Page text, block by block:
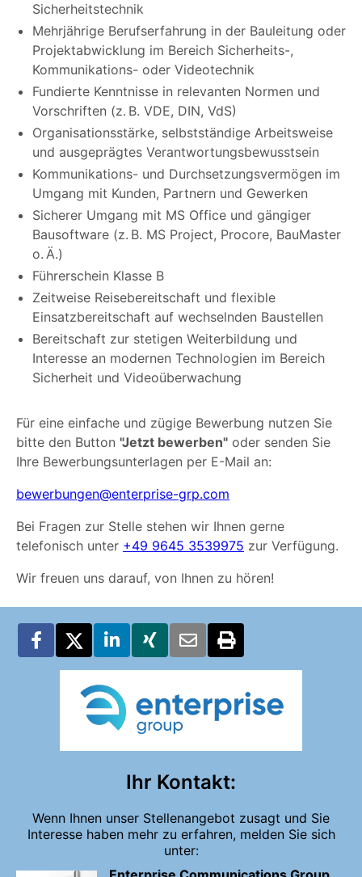
Sicherheitstechnik
Mehrjährige Berufserfahrung in der Bauleitung oder
Projektabwicklung im Bereich Sicherheits-,
Kommunikations- oder Videotechnik
Fundierte Kenntnisse in relevanten Normen und
Vorschriften (z. B. VDE, DIN, VdS)
Organisationsstärke, selbstständige Arbeitsweise
und ausgeprägtes Verantwortungsbewusstsein
Kommunikations- und Durchsetzungsvermögen im
Umgang mit Kunden, Partnern und Gewerken
Sicherer Umgang mit MS Office und gängiger
Bausoftware (z. B. MS Project, Procore, BauMaster
o. Ä.)
Führerschein Klasse B
Zeitweise Reisebereitschaft und flexible
Einsatzbereitschaft auf wechselnden Baustellen
Bereitschaft zur stetigen Weiterbildung und
Interesse an modernen Technologien im Bereich
Sicherheit und Videoüberwachung
Für eine einfache und zügige Bewerbung nutzen Sie
bitte den Button "Jetzt bewerben" oder senden Sie
Ihre Bewerbungsunterlagen per E-Mail an:
bewerbungen@enterprise-grp.com
Bei Fragen zur Stelle stehen wir Ihnen gerne
telefonisch unter +49 9645 3539975 zur Verfügung.
Wir freuen uns darauf, von Ihnen zu hören!
Ihr Kontakt:
Wenn Ihnen unser Stellenangebot zusagt und Sie
Interesse haben mehr zu erfahren, melden Sie sich
unter: